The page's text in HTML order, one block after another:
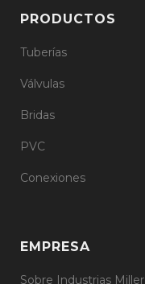
PRODUCTOS
Tuberías
Válvulas
Bridas
PVC
Conexiones
EMPRESA
Sobre Industrias Miller